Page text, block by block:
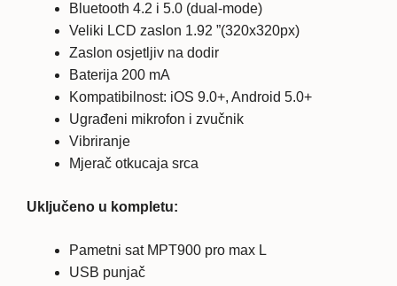
Bluetooth 4.2 i 5.0 (dual-mode)
Veliki LCD zaslon 1.92 ”(320x320px)
Zaslon osjetljiv na dodir
Baterija 200 mA
Kompatibilnost: iOS 9.0+, Android 5.0+
Ugrađeni mikrofon i zvučnik
Vibriranje
Mjerač otkucaja srca
Uključeno u kompletu:
Pametni sat MPT900 pro max L
USB punjač